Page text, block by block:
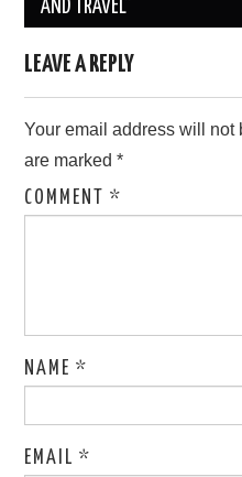
AND TRAVEL”
LEAVE A REPLY
Your email address will not
are marked*
COMMENT*
NAME*
EMAIL*